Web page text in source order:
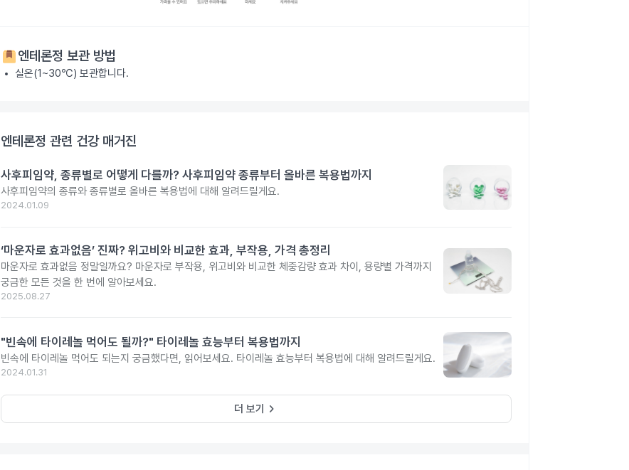
엔테론정 보관 방법
실온(1~30℃) 보관합니다.
엔테론정 관련 건강 매거진
사후피임약, 종류별로 어떻게 다를까? 사후피임약 종류부터 올바른 복용법까지
사후피임약의 종류와 종류별로 올바른 복용법에 대해 알려드릴게요.
2024.01.09
‘마운자로 효과없음’ 진짜? 위고비와 비교한 효과, 부작용, 가격 총정리
마운자로 효과없음 정말일까요? 마운자로 부작용, 위고비와 비교한 체중감량 효과 차이, 용량별 가격까지
궁금한 모든 것을 한 번에 알아보세요.
2025.08.27
"빈속에 타이레놀 먹어도 될까?" 타이레놀 효능부터 복용법까지
빈속에 타이레놀 먹어도 되는지 궁금했다면, 읽어보세요. 타이레놀 효능부터 복용법에 대해 알려드릴게요.
2024.01.31
더 보기 keyboard_arrow_right